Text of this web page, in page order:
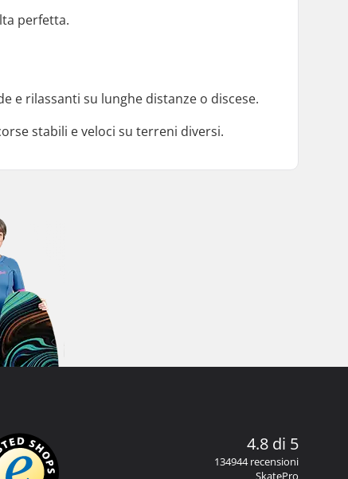
perfetta.
e rilassanti su lunghe distanze o discese.
stabili e veloci su terreni diversi.
4.8 di 5
134944 recensioni
SkatePro